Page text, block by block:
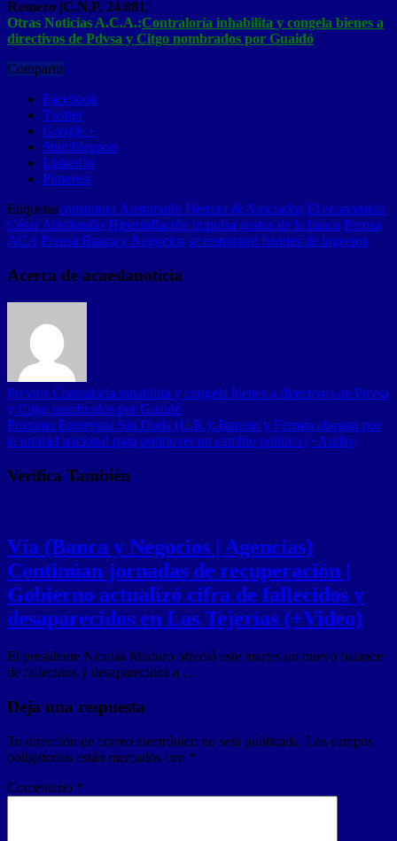
Romero |C.N.P. 24.081|
Otras Noticias A.C.A.:Contraloría inhabilita y congela bienes a
directivos de Pdvsa y Citgo nombrados por Guaidó
Compartir
Facebook
Twitter
Google +
Stumbleupon
LinkedIn
Pinterest
Etiquetasconsultora Aristimuño Herrera & Asociados El economista
César Aristimuño Hiperinflación impulsa gastos de la banca Prensa
ACA Prensa Banca y Negocios se restringen fuentes de ingresos
Acerca de acaeslanoticia
Previos Contraloría inhabilita y congela bienes a directivos de Pdvsa
y Citgo nombrados por Guaidó
Proximo Entrevista Sin Duda (U.R.): Barreto y Fermín abogan por
la unidad nacional para promover un cambio político (+Audio)
Verifica También
Vía (Banca y Negocios | Agencias)
Continúan jornadas de recuperación |
Gobierno actualizó cifra de fallecidos y
desaparecidos en Las Tejerías (+Video)
El presidente Nicolás Maduro ofreció este martes un nuevo balance
de fallecidos y desaparecidos a …
Deja una respuesta
Tu dirección de correo electrónico no será publicada. Los campos
obligatorios están marcados con *
Comentario *